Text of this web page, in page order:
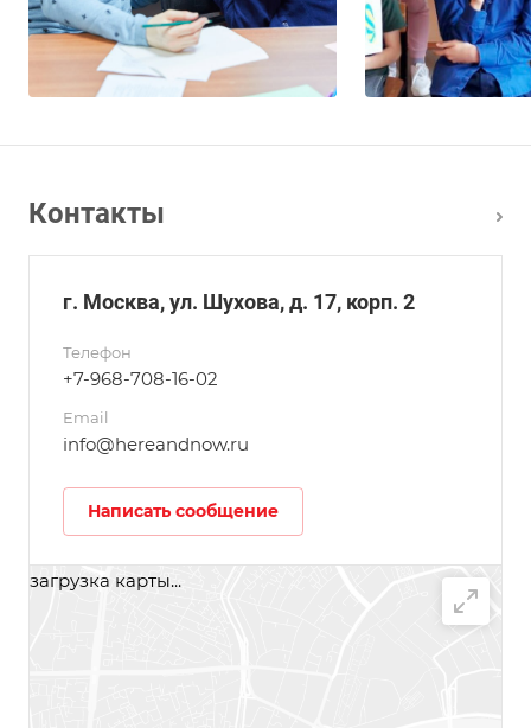
Контакты
г. Москва, ул. Шухова, д. 17, корп. 2
Телефон
+7-968-708-16-02
Email
info@hereandnow.ru
Написать сообщение
загрузка карты...